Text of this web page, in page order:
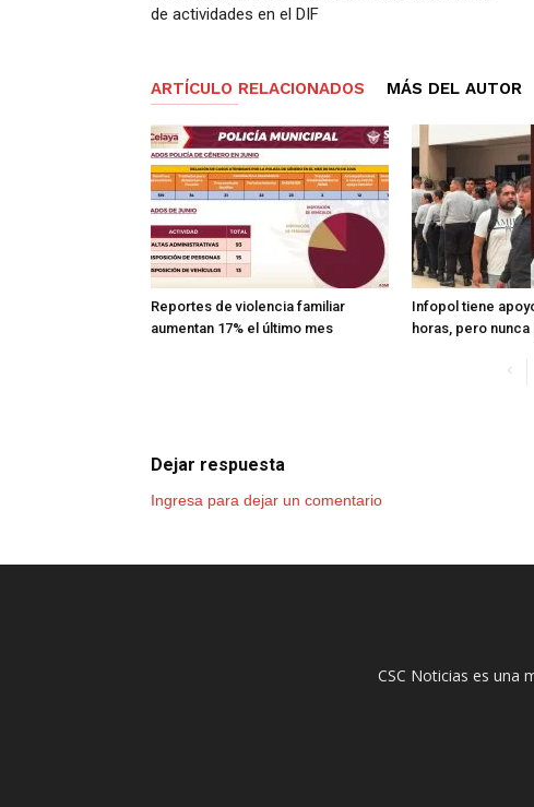
de actividades en el DIF
ARTÍCULO RELACIONADOS MÁS DEL AUTOR
Reportes de violencia familiar
aumentan 17% el último mes
Infopol tiene
horas, pero nunca
Dejar respuesta
Ingresa para dejar un comentario
CSC Noticias es una